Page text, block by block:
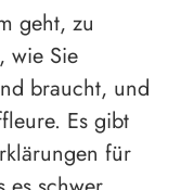
geht, zu
wie Sie
braucht, und
Es gibt
für